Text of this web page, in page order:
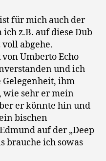
für mich auch der
z.B. auf diese Dub
voll abgehe.
Umberto Echo
und ich
Gelegenheit, ihm
wie sehr er mein
er könnte hin und
bischen
auf der „Deep
brauche ich sowas